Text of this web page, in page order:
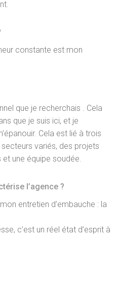
constante est mon
que je recherchais . Cela
que je suis ici, et je
Cela est lié à trois
variés, des projets
une équipe soudée.
l’agence ?
entretien d’embauche : la
c’est un réel état d’esprit à